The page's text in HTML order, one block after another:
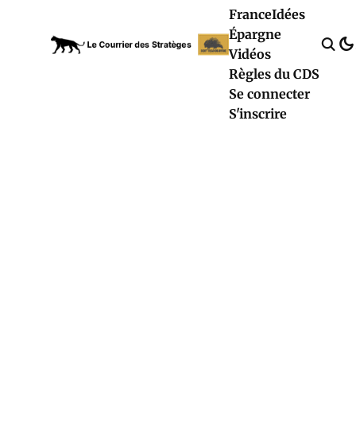
FranceIdées
Épargne
Vidéos
Règles du CDS
Se connecter
S'inscrire